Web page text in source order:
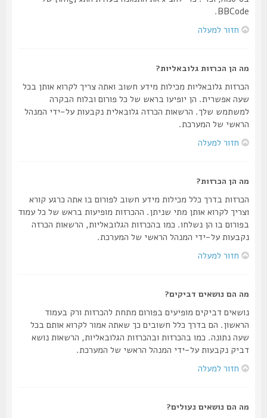
BBCode.
חזור למעלה
מה הן הכרזות גלובאליות?
הכרזות גלובאליות מכילות מידע חשוב ואתה צריך לקרוא אותן בכל
שעה אפשרית. הן יופיעו בראש של כל פורום ובלוח הבקרה
למשתמש שלך. הרשאות הכרזה גלובאלית נקבעות על-ידי המנהל
הראשי של המערכת.
חזור למעלה
מה הן הכרזות?
הכרזות בדרך כלל מכילות מידע חשוב לפורום בו אתה כרגע קורא
וצריך לקרוא אותן מתי שניתן. ההכרזות מופיעות בראש של כל עמוד
בפורום בו הן נשלחו. כמו בהכרזות הגלובאליות, הרשאות הכרזה
נקבעות על-ידי המנהל הראשי של המערכת.
חזור למעלה
מה הם נושאים דביקים?
נושאים דביקים מופיעים בפורום מתחת להכרזות ורק בעמוד
הראשון. הם בדרך כלל חשובים כך שאתה אמור לקרוא אותם בכל
שעה נתונה. כמו בהכרזות ובהכרזות הגלובאליות, הרשאות נושא
דביק נקבעות על-ידי המנהל הראשי של המערכת.
חזור למעלה
מה הם נושאים נעולים?